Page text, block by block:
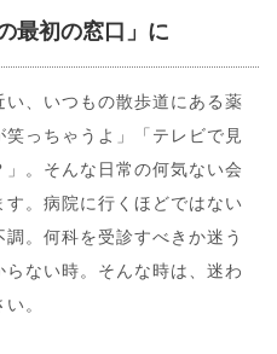
最初の窓口」に
、いつもの散歩道にある薬
っちゃうよ」「テレビで見
。そんな日常の何気ない会
。病院に行くほどではない
。何科を受診すべきか迷う
ない時。そんな時は、迷わ
。